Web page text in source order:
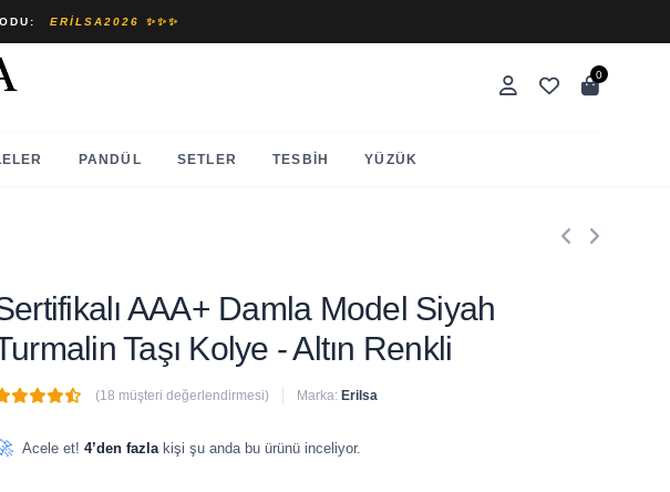
ERILSA2026 ✨✨✨
0
PANDÜL SETLER TESBIH YÜZÜK
AAA+ Damla Model Siyah
Taşı Kolye - Altın Renkli
(18 müşteri değerlendirmesi) Marka: Erilsa
Acele et! 4’den fazlakişi şu anda bu ürünü inceliyor.